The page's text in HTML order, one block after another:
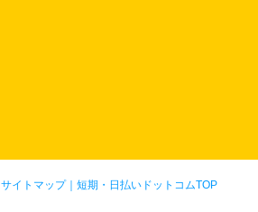
サイトマップ｜ 短期・日払いドットコムTOP